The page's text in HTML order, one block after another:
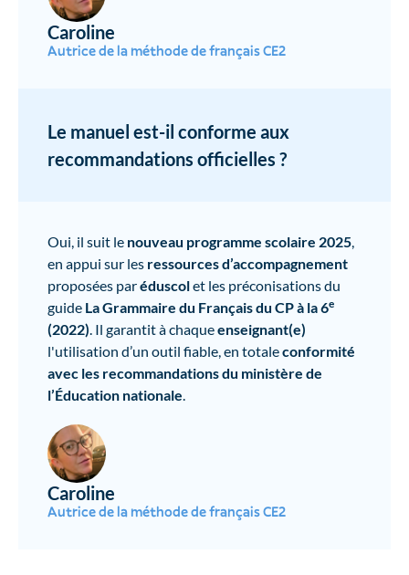
Caroline
Autrice de la méthode de français CE2
Le manuel est-il conforme aux
recommandations officielles ?
Oui, il suit le nouveau programme scolaire 2025,
en appui sur les ressources d’accompagnement
proposées paréduscolet les préconisations du
guide La Grammaire du Français du CP à la 6e
(2022). Il garantit à chaqueenseignant(e)
l'utilisation d’un outil fiable, en totaleconformité
avec les recommandations du ministère de
l’Éducation nationale.
Caroline
Autrice de la méthode de français CE2